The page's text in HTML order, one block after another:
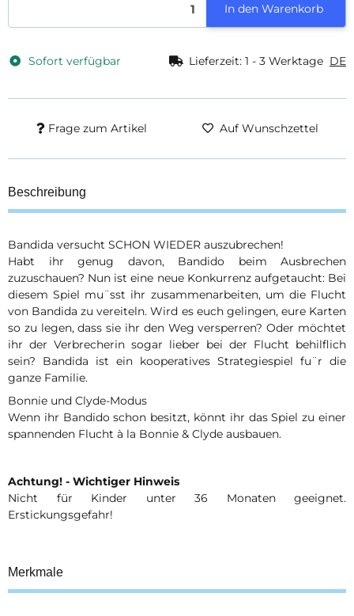
In den Warenkorb
Sofort verfügbar Lieferzeit: 1 - 3 Werktage DE
Frage zum Artikel Auf Wunschzettel
Beschreibung
Bandida versucht SCHON WIEDER auszubrechen!
Habt ihr genug davon, Bandido beim Ausbrechen
zuzuschauen? Nun ist eine neue Konkurrenz aufgetaucht: Bei
diesem Spiel mu¨sst ihr zusammenarbeiten, um die Flucht
von Bandida zu vereiteln. Wird es euch gelingen, eure Karten
so zu legen, dass sie ihr den Weg versperren? Oder möchtet
ihr der Verbrecherin sogar lieber bei der Flucht behilflich
sein? Bandida ist ein kooperatives Strategiespiel fu¨r die
ganze Familie.
Bonnie und Clyde-Modus
Wenn ihr Bandido schon besitzt, könnt ihr das Spiel zu einer
spannenden Flucht à la Bonnie & Clyde ausbauen.
Achtung! - Wichtiger Hinweis
Nicht für Kinder unter 36 Monaten geeignet.
Erstickungsgefahr!
Merkmale